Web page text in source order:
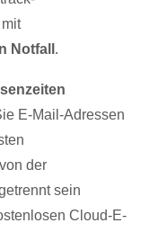
Notfall .
E-Mail-Adressen
der
sein
Cloud-E-